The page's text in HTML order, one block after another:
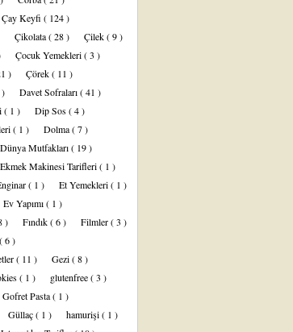
Çay Keyfi ( 124 )
Çikolata( 28 ) Çilek( 9 )
Çocuk Yemekleri( 3 )
) Çörek( 11 )
Davet Sofraları( 41 )
( 1 ) Dip Sos( 4 )
( 1 ) Dolma( 7 )
Dünya Mutfakları( 19 )
Ekmek Makinesi Tarifleri( 1 )
( 1 ) Et Yemekleri( 1 )
Ev Yapımı( 1 )
) Fındık( 6 ) Filmler( 3 )
( 6 )
( 11 ) Gezi( 8 )
( 1 ) glutenfree( 3 )
Gofret Pasta( 1 )
Güllaç( 1 ) hamurişi( 1 )